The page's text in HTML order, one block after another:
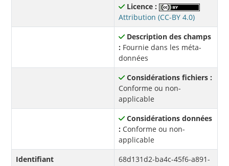
Licence :
Attribution (CC-BY 4.0)
Description des champs
: Fournie dans les méta-
données
Considérations fichiers :
Conforme ou non-
applicable
Considérations données
: Conforme ou non-
applicable
Identifiant
68d131d2-ba4c-45f6-a891-